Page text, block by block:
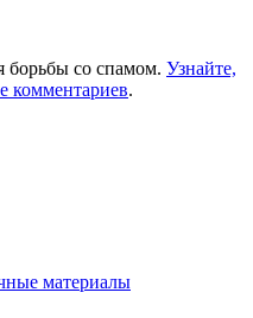
борьбы со спамом. Узнайте,
комментариев.
материалы